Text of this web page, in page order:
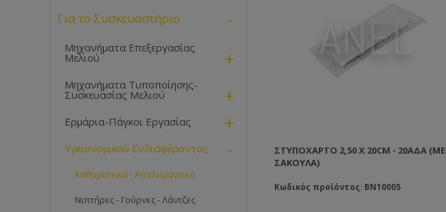
ΣΤΥΠΌΧΑΡΤΟ 2,50 X 20CM - 20ΑΔΑ (ΜΕ
ΣΑΚΟΎΛΑ)
Κωδικός προϊόντος: BN10005
Για το Συσκευαστήριο -
Μηχανήματα Επεξεργασίας
Μελιού +
Μηχανήματα Τυποποίησης-
Συσκευασίας Μελιού +
Ερμάρια-Πάγκοι Εργασίας +
Υγειονομικού Ενδιαφέροντος -
Καθαριστικά - Απολυμαντικά
Νιπτήρες - Γούρνες - Λάντζες